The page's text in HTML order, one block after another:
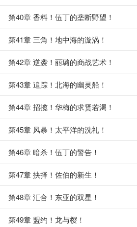
第40章 香料！伍丁的垄断野望！
第41章 三角！地中海的漩涡！
第42章 逆袭！丽璐的商战艺术！
第43章 追踪！北海的幽灵船！
第44章 招揽！华梅的求贤若渴！
第45章 风暴！太平洋的洗礼！
第46章 暗杀！伍丁的警告！
第47章 抉择！佐伯的新生！
第48章 汇合！东亚的双星！
第49章 盟约！龙与樱！